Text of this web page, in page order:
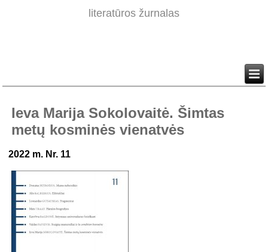
literatūros žurnalas
Ieva Marija Sokolovaitė. Šimtas
metų kosminės vienatvės
2022 m. Nr. 11